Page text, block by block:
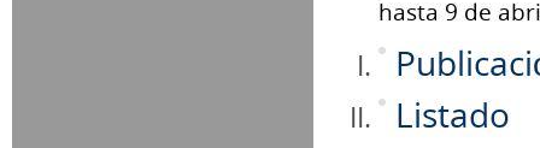
hasta 9 de
Listado